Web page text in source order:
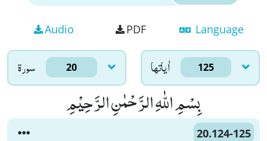
Audio PDF Language
سورۃ 20 اٰياتها 125
بِسْمِ اللّٰهِ الرَّحْمٰنِ الرَّحِیْمِ
20.124-125